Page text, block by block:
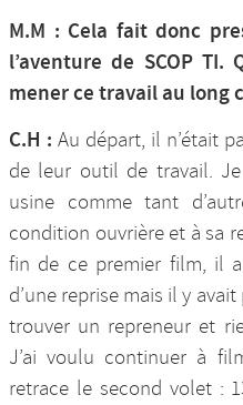
M.M : Cela fait donc
l’aventure de SCOP TI.
mener ce travail au long
C.H : Au départ, il n’était
de leur outil de travail.
usine comme tant
condition ouvrière et à sa
fin de ce premier film, il
d’une reprise mais il y
trouver un repreneur et
J’ai voulu continuer à
retrace le second volet :